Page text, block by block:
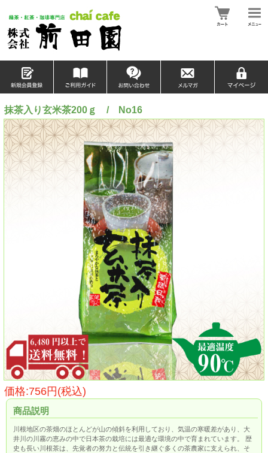
抹茶入り玄米茶200ｇ / No16
価格:756円(税込)
商品説明
川根地区の茶畑のほとんどが山の傾斜を利用しており、気温の寒暖差があり、大
井川の川霧の恵みの中で日本茶の栽培には最適な環境の中で育まれています。 歴
史も長い川根茶は、先覚者の努力と伝統を引き継ぐ多くの茶農家に支えられ、そ